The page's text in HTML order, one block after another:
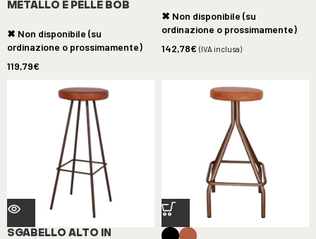
METALLO E PELLE BOB
✖ Non disponibile (su
ordinazione o prossimamente)
119,79€
✖ Non disponibile (su
ordinazione o prossimamente)
142,78€ (IVA inclusa)
SGABELLO ALTO IN